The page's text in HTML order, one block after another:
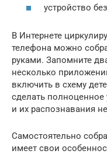
устройство
В Интернете
телефона можно
руками. Запомните
несколько
включить в схему
сделать полноценное
и их распознавания
Самостоятельно
имеет свои